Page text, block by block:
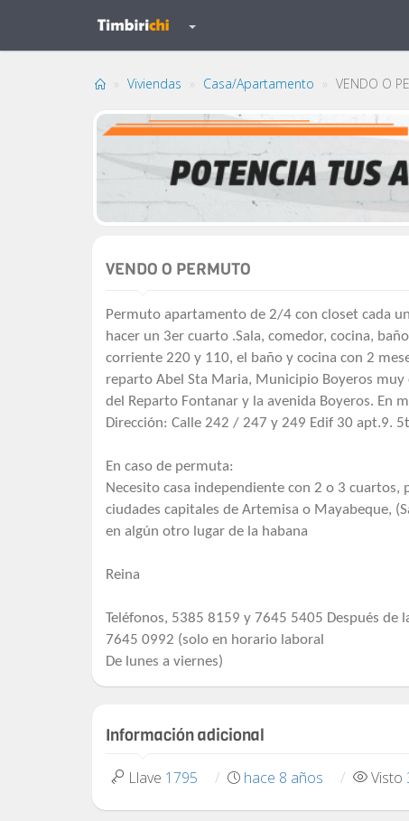
Viviendas Casa/Apartamento VENDO O
VENDO O PERMUTO
Permuto apartamento de 2/4 con closet cada
hacer un 3er cuarto .Sala, comedor, cocina,
corriente 220 y 110, el baño y cocina con 2
reparto Abel Sta Maria, Municipio Boyeros
del Reparto Fontanar y la avenida Boyeros. En
Dirección: Calle 242 / 247 y 249 Edif 30 apt.9.
En caso de permuta:
Necesito casa independiente con 2 o 3
ciudades capitales de Artemisa o Mayabeque,
en algún otro lugar de la habana
Reina
Teléfonos, 5385 8159 y 7645 5405 Después de
7645 0992 (solo en horario laboral
De lunes a viernes)
Información adicional
Llave 1795 hace 8 años Visto